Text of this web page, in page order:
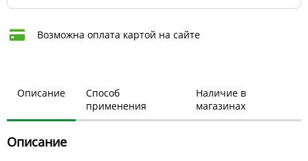
Возможна оплата картой на сайте
Описание
Способ
применения
Наличие в
магазинах
Описание